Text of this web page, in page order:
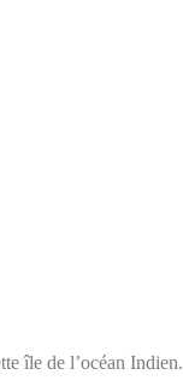
île de l’océan Indien.